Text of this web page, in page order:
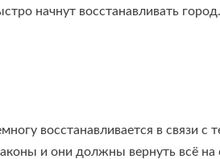
начнут восстанавливать
восстанавливается в
и они должны вернуть всё на